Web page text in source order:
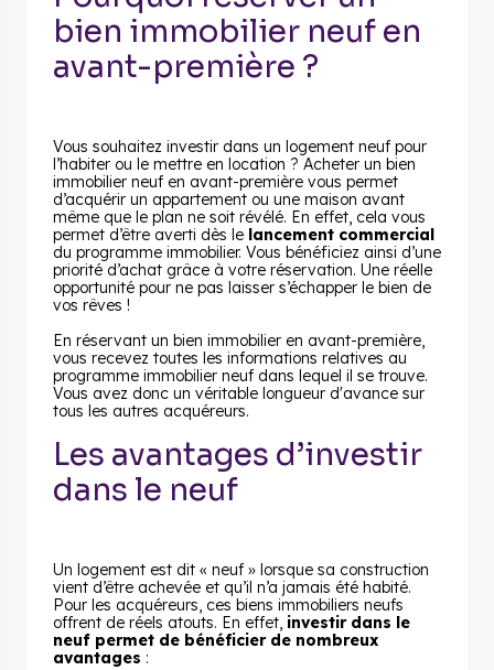
bien immobilier neuf en
avant-première ?
Vous souhaitez investir dans un logement neuf pour
l’habiter ou le mettre en location ? Acheter un bien
immobilier neuf en avant-première vous permet
d’acquérir un appartement ou une maison avant
même que le plan ne soit révélé. En effet, cela vous
permet d’être averti dès le lancement commercial
du programme immobilier. Vous bénéficiez ainsi d’une
priorité d’achat grâce à votre réservation. Une réelle
opportunité pour ne pas laisser s’échapper le bien de
vos rêves !
En réservant un bien immobilier en avant-première,
vous recevez toutes les informations relatives au
programme immobilier neuf dans lequel il se trouve.
Vous avez donc un véritable longueur d'avance sur
tous les autres acquéreurs.
Les avantages d’investir
dans le neuf
Un logement est dit « neuf » lorsque sa construction
vient d’être achevée et qu’il n’a jamais été habité.
Pour les acquéreurs, ces biens immobiliers neufs
offrent de réels atouts. En effet, investir dans le
neuf permet de bénéficier de nombreux
avantages :